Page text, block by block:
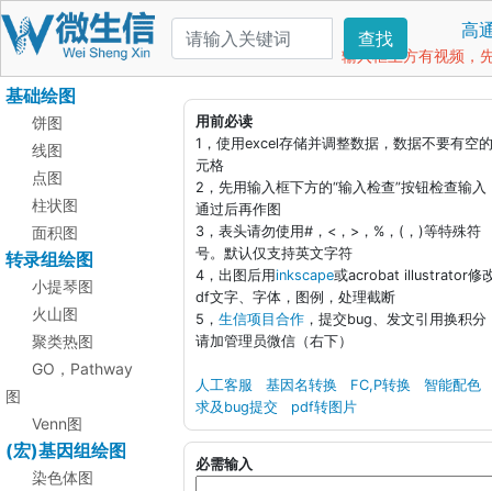
查找 高
输入框上方有视频，
基础绘图
饼图
线图
点图
柱状图
面积图
转录组绘图
小提琴图
火山图
聚类热图
GO，Pathway
图
Venn图
(宏)基因组绘图
染色体图
用前必读
1，使用excel存储并调整数据，数据不要有空
元格
2，先用输入框下方的“输入检查”按钮检查输入
通过后再作图
3，表头请勿使用#，<，>，%，(，)等特殊符
号。默认仅支持英文字符
4，出图后用inkscape或acrobat illustrator修
df文字、字体，图例，处理截断
5， 生信项目合作 ，提交bug、发文引用换积分
请加管理员微信（右下）
人工客服 基因名转换 FC,P转换
智能配色
求及bug提交
pdf转图片
必需输入